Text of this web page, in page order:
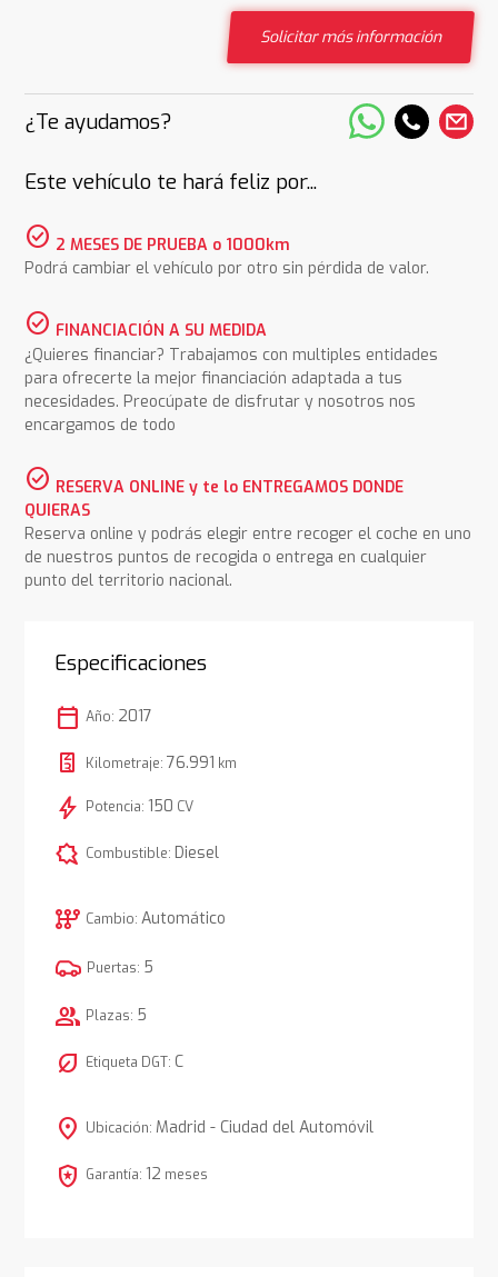
Solicitar más información
¿Te ayudamos?
Este vehículo te hará feliz por...
check_circle 2 MESES DE PRUEBA o 1000km
Podrá cambiar el vehículo por otro sin pérdida de valor.
check_circle FINANCIACIÓN A SU MEDIDA
¿Quieres financiar? Trabajamos con multiples entidades
para ofrecerte la mejor financiación adaptada a tus
necesidades. Preocúpate de disfrutar y nosotros nos
encargamos de todo
check_circle RESERVA ONLINE y te lo ENTREGAMOS DONDE
QUIERAS
Reserva online y podrás elegir entre recoger el coche en uno
de nuestros puntos de recogida o entrega en cualquier
punto del territorio nacional.
Especificaciones
calendar_today Año: 2017
Kilometraje: 76.991 km
bolt Potencia: 150 CV
comic_bubble Combustible: Diesel
auto_transmission Cambio: Automático
Puertas: 5
group Plazas: 5
nest_eco_leaf Etiqueta DGT: C
location_on Ubicación: Madrid - Ciudad del Automóvil
local_police Garantía: 12 meses